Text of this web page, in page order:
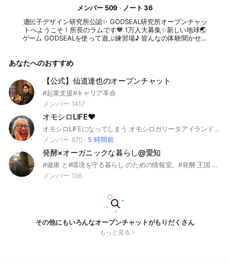
メンバー 509
ノート 36
遺伝子デザイン研究所公認✨ GODSEAL研究所オープンチャッ
トへようこそ！所長のラムです🧡 1万人大募集✨新しい地球🌏
ゲーム GODSEALを使って遊ぶ練習場♪ 皆んなの体験聞かせて
あなたへのおすすめ
【公式】仙道達也のオープンチャット
#起業支援#キャリア革命
メンバー 1417
オモシロLIFE❤️
オモシロLIFEになってしまう オモシロガリータアイランド❤️ おもしろガリータ総帥新井ヨシカズの教えの元、おもしろがりメガネをかけて 喜び溢れる人生にしちゃおうというおもしろガリータのコミュニティです‼️ みんなで繋がってオモシロガリータアイランドを作って世界を元気にしていきましょーーー🙌🙌🙌 注意事項 ◉新井ヨシカズに関する情報をおどけいたします。 ◉参加者さまみなさまがお互い応援し合って爆笑し合えるような投稿をお願いします。 ◉参加者さまご自身のコンテンツやイベントなどの告知勧誘はお断りします。
メンバー 870
5 時間前
発酵×オーガニックな暮らし@愛知
#健康 と#環境を守る暮らし のための情報室。#発酵 王国 #愛知から、#ナチュラル に楽しく美しく生きるためのワークショップやイベント、その他情報の共有スペースです。 ⚠️上記に関係のない投稿に関しては削除させていただきます⚠️
メンバー 136
その他にもいろんなオープンチャットがもりだくさん
もっと見る